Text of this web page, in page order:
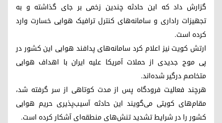
گزارش داد که این حادثه چندین زخمی بر جای گذاشته و به
تجهیزات راداری و سامانه‌های کنترل ترافیک هوایی خسارت وارد
کرده است.
ارتش کویت نیز اعلام کرد سامانه‌های پدافند هوایی این کشور در
پی موج جدیدی از حملات آمریکا علیه ایران با اهداف هوایی
متخاصم درگیر شده‌اند.
هرچند فعالیت فرودگاه پس از مدت کوتاهی از سر گرفته شد،
مقام‌های کویتی می‌گویند این حادثه آسیب‌پذیری حریم هوایی
کشور را در شرایط تشدید تنش‌های منطقه‌ای آشکار کرده است.